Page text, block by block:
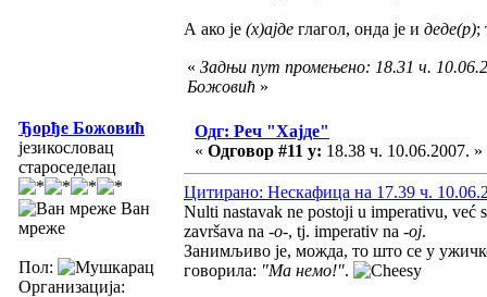
А ако је (х)ајде глагол, онда је и деде(р);
« Задњи пут промењено: 18.31 ч.
Божовић »
Ђорђе Божовић
језикословац
староседелац
Ван
мреже
Пол:
Организација:
Одг: Реч "Хајде"
« Одговор #11 у: 18.38 ч. 10.06.2007. »
Цитирано: Нескафица на 17.39 ч.
Nulti nastavak ne postoji u imperativu, već
završava na -o-, tj. imperativ na -oj.
Занимљиво је, можда, то што се у
говорила: "Ма немо!".